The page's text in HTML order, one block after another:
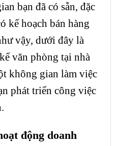
bạn đã có sẵn, đặc
kế hoạch bán hàng
vậy, dưới đây là
văn phòng tại nhà
không gian làm việc
phát triển công việc
động doanh